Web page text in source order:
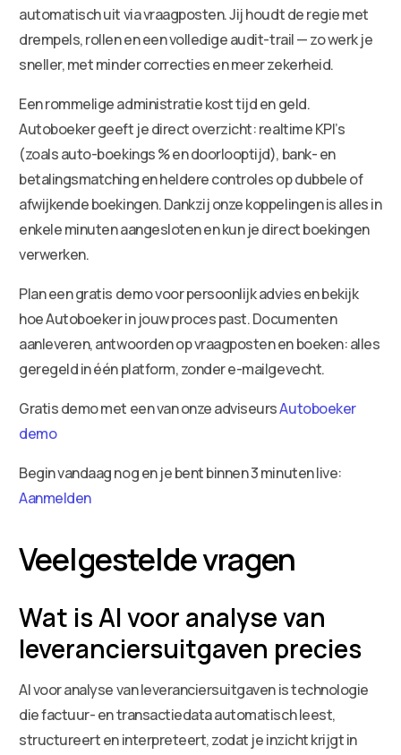
automatisch uit via vraagposten. Jij houdt de regie met
drempels, rollen en een volledige audit-trail — zo werk je
sneller, met minder correcties en meer zekerheid.
Een rommelige administratie kost tijd en geld.
Autoboeker geeft je direct overzicht: realtime KPI’s
(zoals auto-boekings % en doorlooptijd), bank- en
betalingsmatching en heldere controles op dubbele of
afwijkende boekingen. Dankzij onze koppelingen is alles in
enkele minuten aangesloten en kun je direct boekingen
verwerken.
Plan een gratis demo voor persoonlijk advies en bekijk
hoe Autoboeker in jouw proces past. Documenten
aanleveren, antwoorden op vraagposten en boeken: alles
geregeld in één platform, zonder e-mailgevecht.
Gratis demo met een van onze adviseursAutoboeker
demo
Begin vandaag nog en je bent binnen 3 minuten live:
Aanmelden
Veelgestelde vragen
Wat is AI voor analyse van
leveranciersuitgaven precies
AI voor analyse van leveranciersuitgaven is technologie
die factuur- en transactiedata automatisch leest,
structureert en interpreteert, zodat je inzicht krijgt in